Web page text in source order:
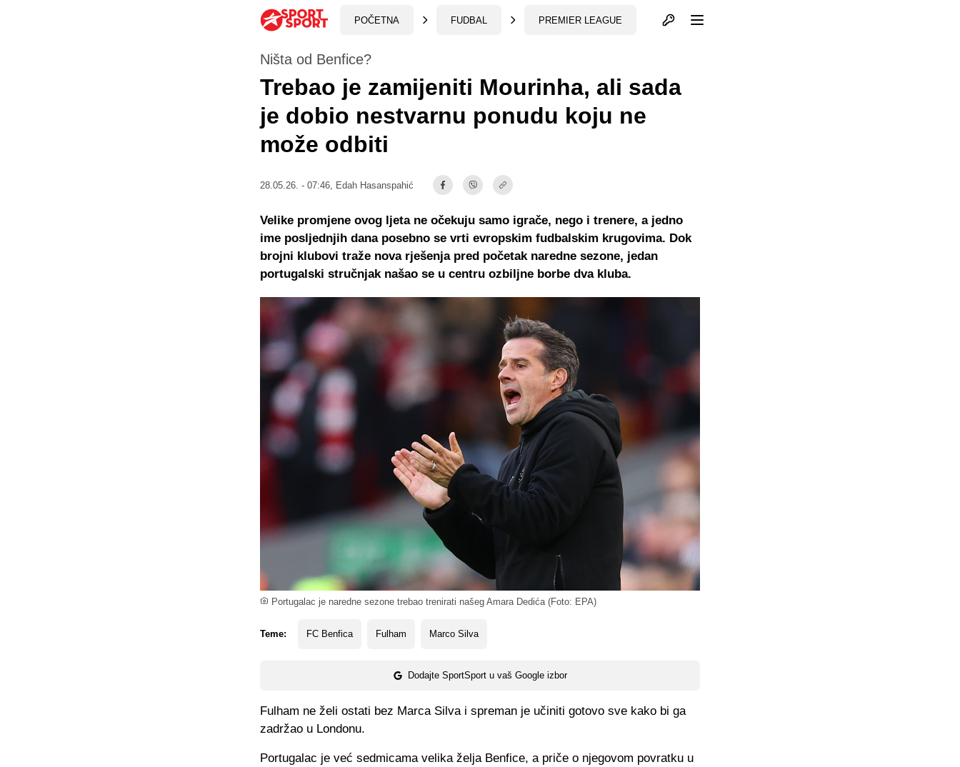
POČETNA FUDBAL PREMIER LEAGUE Otvori profil
Portugalac je naredne sezone trebao trenirati našeg Amara Dedića (Foto: EPA)
Ništa od Benfice?
Trebao je zamijeniti Mourinha, ali sada
je dobio nestvarnu ponudu koju ne
može odbiti
28.05.26. - 07:46, Edah Hasanspahić
Teme: FC Benfica Fulham Marco Silva
Dodajte SportSport u vaš Google izbor
Velike promjene ovog ljeta ne očekuju samo igrače, nego i trenere, a jedno
ime posljednjih dana posebno se vrti evropskim fudbalskim krugovima. Dok
brojni klubovi traže nova rješenja pred početak naredne sezone, jedan
portugalski stručnjak našao se u centru ozbiljne borbe dva kluba.
Fulham ne želi ostati bez Marca Silva i spreman je učiniti gotovo sve kako bi ga
zadržao u Londonu.
Portugalac je već sedmicama velika želja Benfice, a priče o njegovom povratku u